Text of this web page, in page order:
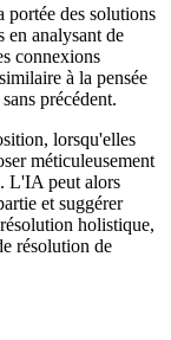
portée des solutions
analysant de
connexions
à la pensée
précédent.
lorsqu'elles
méticuleusement
L'IA peut alors
et suggérer
holistique,
résolution de